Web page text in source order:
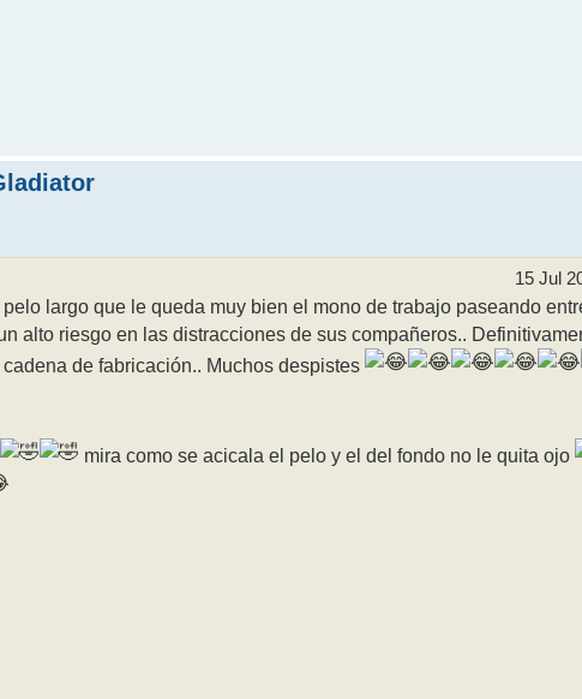
15 Jul
largo que le queda muy bien el mono de trabajo paseando
alto riesgo en las distracciones de sus compañeros..
de fabricación.. Muchos despistes
mira como se acicala el pelo y el del fondo no le quita ojo